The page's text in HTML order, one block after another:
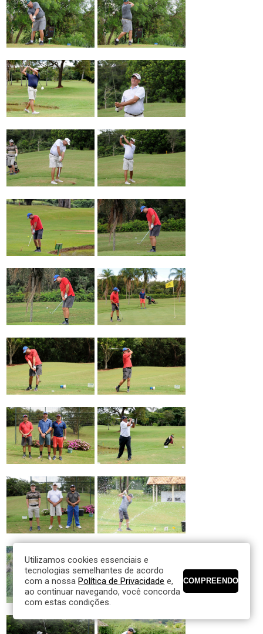
Utilizamos cookies essenciais e
tecnologias semelhantes de acordo
com a nossaPolítica de Privacidade e,
ao continuar navegando, você concorda
com estas condições.